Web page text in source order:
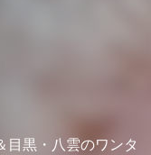
目黒・八雲のワンタ